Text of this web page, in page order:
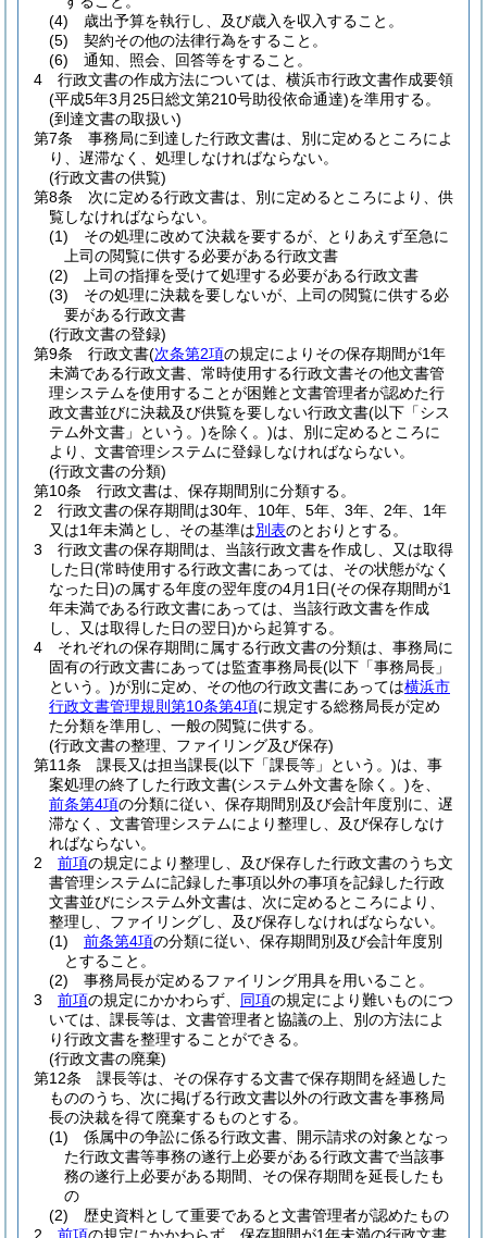
(4)
歳出予算を執行し、及び歳入を収入すること。
(5)
契約その他の法律行為をすること。
(6)
通知、照会、回答等をすること。
4
行政文書の作成方法については、横浜市行政文書作成要領
(平成5年3月25日総文第210号助役依命通達)を準用する。
(到達文書の取扱い)
第7条
事務局に到達した行政文書は、別に定めるところによ
り、遅滞なく、処理しなければならない。
(行政文書の供覧)
第8条
次に定める行政文書は、別に定めるところにより、供
覧しなければならない。
(1)
その処理に改めて決裁を要するが、とりあえず至急に
上司の閲覧に供する必要がある行政文書
(2)
上司の指揮を受けて処理する必要がある行政文書
(3)
その処理に決裁を要しないが、上司の閲覧に供する必
要がある行政文書
(行政文書の登録)
第9条
行政文書(次条第2項の規定によりその保存期間が1年
未満である行政文書、常時使用する行政文書その他文書管
理システムを使用することが困難と文書管理者が認めた行
政文書並びに決裁及び供覧を要しない行政文書(以下「シス
テム外文書」という。)を除く。)は、別に定めるところに
より、文書管理システムに登録しなければならない。
(行政文書の分類)
第10条
行政文書は、保存期間別に分類する。
2
行政文書の保存期間は30年、10年、5年、3年、2年、1年
又は1年未満とし、その基準は別表のとおりとする。
3
行政文書の保存期間は、当該行政文書を作成し、又は取得
した日(常時使用する行政文書にあっては、その状態がなく
なった日)の属する年度の翌年度の4月1日(その保存期間が1
年未満である行政文書にあっては、当該行政文書を作成
し、又は取得した日の翌日)から起算する。
4
それぞれの保存期間に属する行政文書の分類は、事務局に
固有の行政文書にあっては監査事務局長(以下「事務局長」
という。)が別に定め、その他の行政文書にあっては横浜市
行政文書管理規則第10条第4項に規定する総務局長が定め
た分類を準用し、一般の閲覧に供する。
(行政文書の整理、ファイリング及び保存)
第11条
課長又は担当課長(以下「課長等」という。)は、事
案処理の終了した行政文書(システム外文書を除く。)を、
前条第4項の分類に従い、保存期間別及び会計年度別に、遅
滞なく、文書管理システムにより整理し、及び保存しなけ
ればならない。
2
前項の規定により整理し、及び保存した行政文書のうち文
書管理システムに記録した事項以外の事項を記録した行政
文書並びにシステム外文書は、次に定めるところにより、
整理し、ファイリングし、及び保存しなければならない。
(1)
前条第4項の分類に従い、保存期間別及び会計年度別
とすること。
(2)
事務局長が定めるファイリング用具を用いること。
3
前項の規定にかかわらず、 同項の規定により難いものにつ
いては、課長等は、文書管理者と協議の上、別の方法によ
り行政文書を整理することができる。
(行政文書の廃棄)
第12条
課長等は、その保存する文書で保存期間を経過した
もののうち、次に掲げる行政文書以外の行政文書を事務局
長の決裁を得て廃棄するものとする。
(1)
係属中の争訟に係る行政文書、開示請求の対象となっ
た行政文書等事務の遂行上必要がある行政文書で当該事
務の遂行上必要がある期間、その保存期間を延長したも
の
(2)
歴史資料として重要であると文書管理者が認めたもの
2
前項の規定にかかわらず、保存期間が1年未満の行政文書